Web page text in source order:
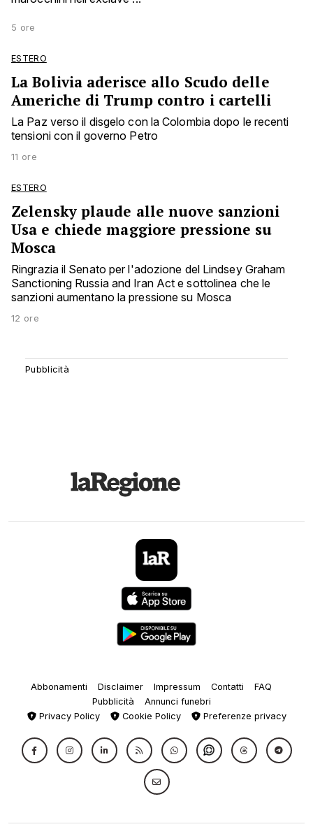
5 ore
ESTERO
La Bolivia aderisce allo Scudo delle
Americhe di Trump contro i cartelli
La Paz verso il disgelo con la Colombia dopo le recenti
tensioni con il governo Petro
11 ore
ESTERO
Zelensky plaude alle nuove sanzioni
Usa e chiede maggiore pressione su
Mosca
Ringrazia il Senato per l'adozione del Lindsey Graham
Sanctioning Russia and Iran Act e sottolinea che le
sanzioni aumentano la pressione su Mosca
12 ore
Abbonamenti Disclaimer Impressum Contatti
FAQ
Pubblicità
Annunci funebri
Privacy Policy
Cookie Policy Preferenze privacy